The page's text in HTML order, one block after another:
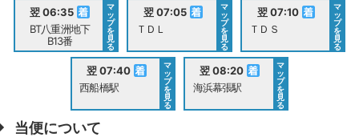
翌 06:35
BT八重洲地下
B13番
マ
ッ
プ
を
見
る
翌 07:05
ＴＤＬ
マ
ッ
プ
を
見
る
翌 07:10
ＴＤＳ
マ
ッ
プ
を
見
る
翌 07:40
西船橋駅
マ
ッ
プ
を
見
る
翌 08:20
海浜幕張駅
マ
ッ
プ
を
見
る
当便について